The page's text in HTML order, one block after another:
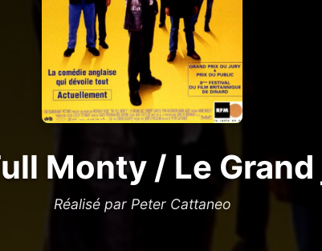
Monty / Le
Réalisé par Peter Cattaneo